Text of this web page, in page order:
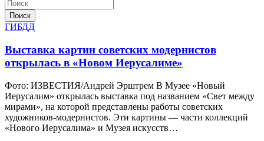
Поиск
ГИБДД
Выставка картин советских модернистов
открылась в «Новом Иерусалиме»
Фото: ИЗВЕСТИЯ/Андрей Эрштрем В Музее «Новый
Иерусалим» открылась выставка под названием «Свет между
мирами», на которой представлены работы советских
художников-модернистов. Эти картины — части коллекций
«Нового Иерусалима» и Музея искусств…